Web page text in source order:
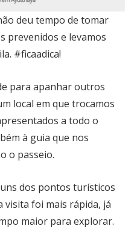
deu tempo de tomar
prevenidos e levamos
#ficaadica!
para apanhar outros
local em que trocamos
a todo o
à guia que nos
o passeio.
dos pontos turísticos
visita foi mais rápida, já
maior para explorar.